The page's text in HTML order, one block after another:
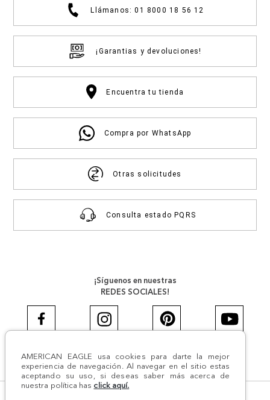
AMERICAN EAGLE usa cookies para darte la mejor
experiencia de navegación. Al navegar en el sitio estas
aceptando su uso, si deseas saber más acerca de
nuestra política has click aquí.
Llámanos: 01 8000 18 56 12
¡Garantias y devoluciones!
Encuentra tu tienda
Compra por WhatsApp
Otras solicitudes
Consulta estado PQRS
¡Síguenos en nuestras
REDES SOCIALES!
#AEJEANS #AerieREALCOL